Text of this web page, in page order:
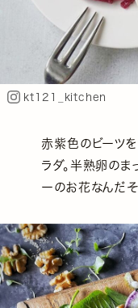
kt121_kitchen
赤紫色のビーツ
ラダ。半熟卵の
ーのお花なんだそ